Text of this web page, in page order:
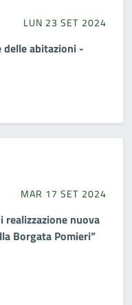
LUN 23 SET 2024
delle abitazioni -
MAR 17 SET 2024
realizzazione nuova
Borgata Pomieri”